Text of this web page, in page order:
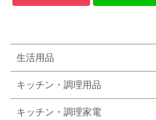
生活用品
キッチン・調理用品
キッチン・調理家電